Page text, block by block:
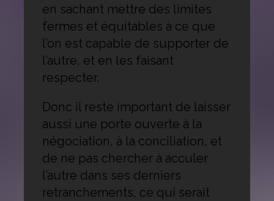
en sachant mettre des limites
fermes et équitables à ce que
l’on est capable de supporter de
l’autre, et en les faisant
respecter.
Donc il reste important de laisser
aussi une porte ouverte à la
négociation, à la conciliation, et
de ne pas chercher à acculer
l’autre dans ses derniers
retranchements, ce qui serait